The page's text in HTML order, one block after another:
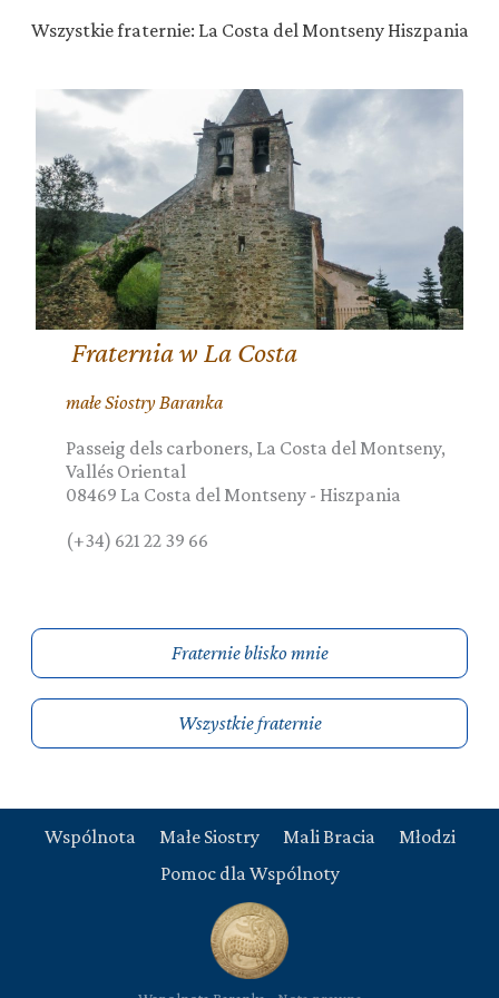
Wszystkie fraternie: La Costa del Montseny Hiszpania
Fraternia w La Costa
małe Siostry Baranka
Passeig dels carboners, La Costa del Montseny,
Vallés Oriental
08469 La Costa del Montseny - Hiszpania
(+34) 621 22 39 66
Fraternie blisko mnie
Wszystkie fraternie
Wspólnota Małe Siostry Mali Bracia
Młodzi
Pomoc dla Wspólnoty